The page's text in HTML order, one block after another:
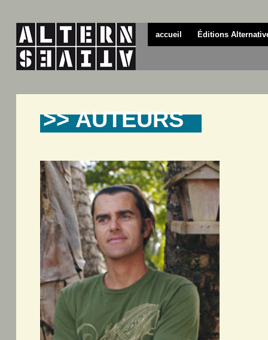
accueil Éditions
>> AUTEURS